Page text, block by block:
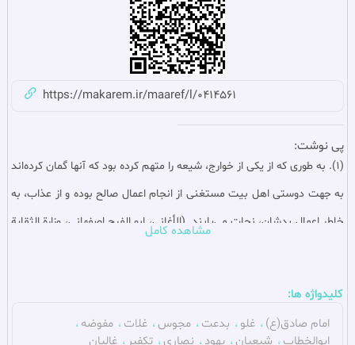
https://makarem.ir/maaref/l/0414561
پی نوشت:
(1). به طوری که از یکی از خوارج، شیعه را متهم کرده بود که آنها گمان کرده‌اند
به جهت دوستی اهل بیت مستغنی از انجام اعمال صالح بوده و از عذاب، به
خاطر اعمال بدشان، نجات می‌یابند. (الأغاني، ابو الفرج اصفهانى‏، وزارة الثقایة
دار الرائد العربی، بیروت، 1946 م، ص 203).
(2). اکذوبة تحریف القرآن بین الشیعة و السنه، جعفریان، رسول، بی جا،
مشاهده کامل
کلیدواژه ها:
امام صادق(ع)
غلو بدعت مجوس غلات
مفوضه
ابوالخطاب
شیعیان یهود نصاری تکفیر غالیان